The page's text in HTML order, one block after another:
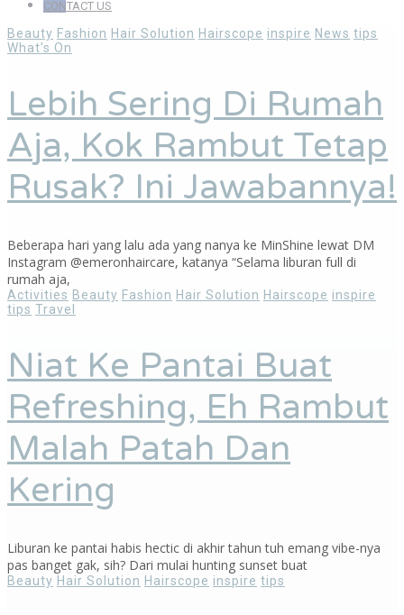
CONTACT US
Beauty Fashion Hair Solution Hairscope inspire News tips
What's On
Lebih Sering Di Rumah
Aja, Kok Rambut Tetap
Rusak? Ini Jawabannya!
Beberapa hari yang lalu ada yang nanya ke MinShine lewat DM
Instagram @emeronhaircare, katanya “Selama liburan full di
rumah aja,
Activities Beauty Fashion Hair Solution Hairscope inspire
tips Travel
Niat Ke Pantai Buat
Refreshing, Eh Rambut
Malah Patah Dan
Kering
Liburan ke pantai habis hectic di akhir tahun tuh emang vibe-nya
pas banget gak, sih? Dari mulai hunting sunset buat
Beauty Hair Solution Hairscope inspire tips